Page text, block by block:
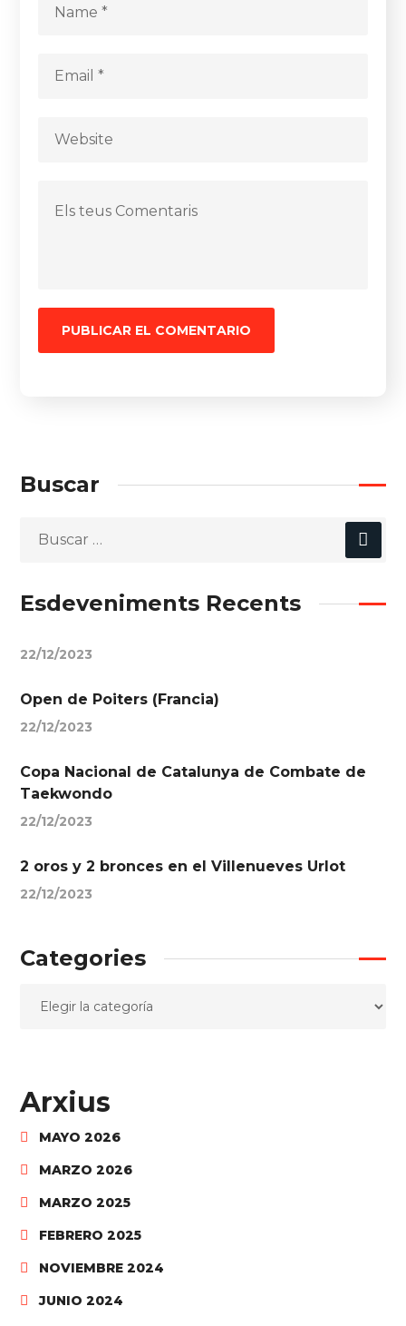
Buscar
Esdeveniments Recents
22/12/2023
Open de Poiters (Francia)
22/12/2023
Copa Nacional de Catalunya de Combate de
Taekwondo
22/12/2023
2 oros y 2 bronces en el Villenueves Urlot
22/12/2023
Categories
Arxius
MAYO 2026
MARZO 2026
MARZO 2025
FEBRERO 2025
NOVIEMBRE 2024
JUNIO 2024